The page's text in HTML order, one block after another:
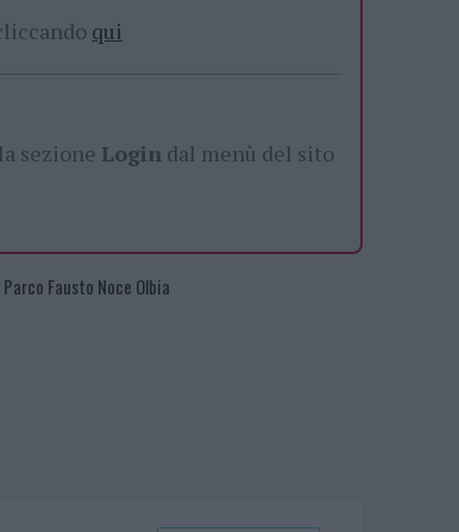
qui
sezione Login dal menù del sito
Parco Fausto Noce Olbia